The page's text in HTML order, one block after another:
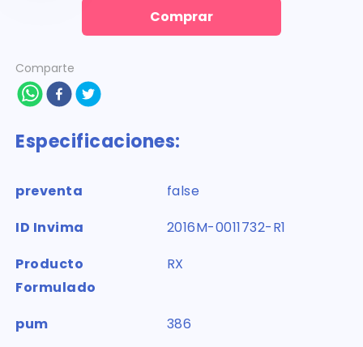
Comprar
Comparte
Especificaciones:
preventa
false
ID Invima
2016M-0011732-R1
Producto
Formulado
RX
pum
386